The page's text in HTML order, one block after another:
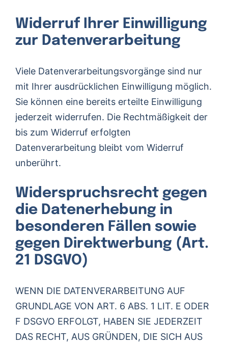
Widerruf Ihrer Einwilligung
zur Datenverarbeitung
Viele Datenverarbeitungsvorgänge sind nur
mit Ihrer ausdrücklichen Einwilligung möglich.
Sie können eine bereits erteilte Einwilligung
jederzeit widerrufen. Die Rechtmäßigkeit der
bis zum Widerruf erfolgten
Datenverarbeitung bleibt vom Widerruf
unberührt.
Widerspruchsrecht gegen
die Datenerhebung in
besonderen Fällen sowie
gegen Direktwerbung (Art.
21 DSGVO)
WENN DIE DATENVERARBEITUNG AUF
GRUNDLAGE VON ART. 6 ABS. 1 LIT. E ODER
F DSGVO ERFOLGT, HABEN SIE JEDERZEIT
DAS RECHT, AUS GRÜNDEN, DIE SICH AUS